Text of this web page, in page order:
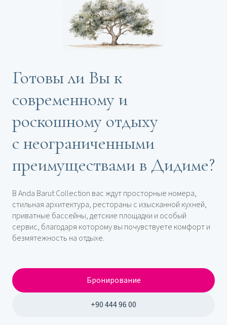
Готовы ли Вы к
современному и
роскошному отдыху
с неограниченными
преимуществами в Дидиме?
В Anda Barut Collection вас ждут просторные номера,
стильная архитектура, рестораны с изысканной кухней,
приватные бассейны, детские площадки и особый
сервис, благодаря которому вы почувствуете комфорт и
безмятежность на отдыхе.
Бронирование
+90 444 96 00